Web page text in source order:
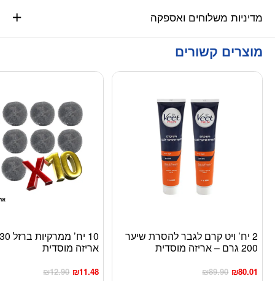
מדיניות משלוחים ואספקה
מוצרים קשורים
2 יח’ ויט קרם לגבר להסרת שיער
200 גרם – אריזה מוסדית
₪89.90 ₪80.01
למוצר
זה
אריזה מוסדית
₪12.90 ₪11.48
למוצר
זה